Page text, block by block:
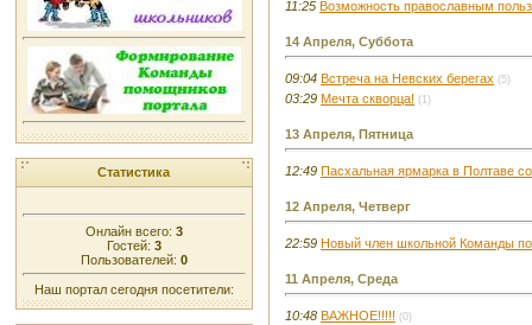
Статистика
Онлайн всего: 3
Гостей: 3
Пользователей: 0
Наш портал сегодня посетители:
11:25 Возможность православным
14 Апреля, Суббота
09:04 Встреча на Невских берегах (5)
03:29 Мечта скворца! (1)
13 Апреля, Пятница
12:49 Пасхальная ярмарка в Полтаве
12 Апреля, Четверг
22:59 Новый член школьной Команды
11 Апреля, Среда
10:48 ВАЖНОЕ!!!!! (0)